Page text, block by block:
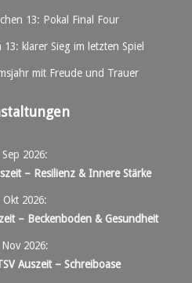
13: Pokal Final Four
13: klarer Sieg im letzten Spiel
mit Freude und Trauer
Sep 2026:
– Resilienz & Innere Stärke
Okt 2026:
– Beckenboden & Gesundheit
2026:
Auszeit – Schreiboase